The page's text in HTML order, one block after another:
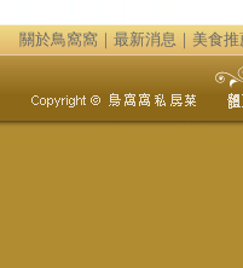
關於鳥窩窩｜ 最新消息 ｜ 美食推